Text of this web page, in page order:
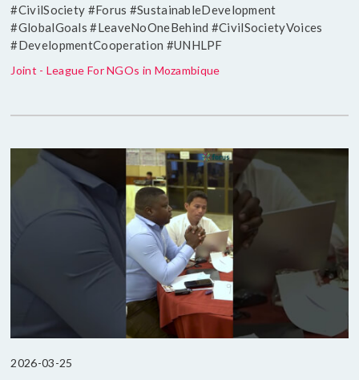
#CivilSociety #Forus #SustainableDevelopment
#GlobalGoals #LeaveNoOneBehind #CivilSocietyVoices
#DevelopmentCooperation #UNHLPF
Joint - League For NGOs in Mozambique
2026-03-25